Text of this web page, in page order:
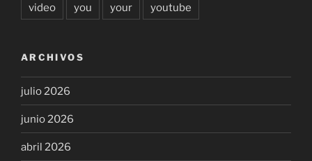
video you your youtube
ARCHIVOS
julio 2026
junio 2026
abril 2026